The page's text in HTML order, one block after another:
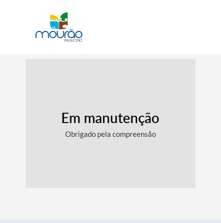
Em manutenção
Obrigado pela compreensão